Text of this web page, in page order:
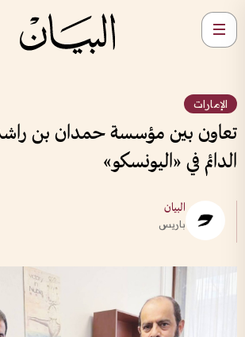
الإمارات
تعاون بين مؤسسة حمدان بن
الدائم في «اليونسكو»
البيان
باريس